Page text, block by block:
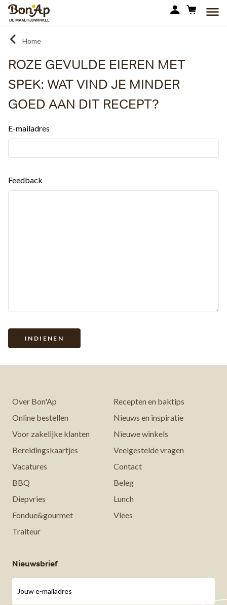
Overslaan
gaan
Home
ROZE GEVULDE EIEREN MET
SPEK: WAT VIND JE MINDER
GOED AAN DIT RECEPT?
E-mailadres
Feedback
Over Bon'Ap
Recepten en baktips
Online bestellen
Nieuws en inspiratie
Voor zakelijke klanten
Nieuwe winkels
Bereidingskaartjes
Veelgestelde vragen
Vacatures
Contact
BBQ
Beleg
Diepvries
Lunch
Fondue&gourmet
Vlees
Traiteur
Nieuwsbrief